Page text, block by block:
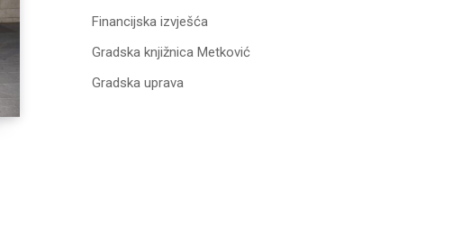
Financijska izvješća
Gradska knjižnica Metković
Gradska uprava